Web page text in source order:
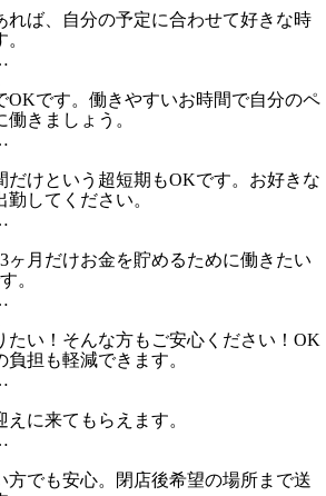
れば、自分の予定に合わせて好きな時
OKです。働きやすいお時間で自分のペ
きましょう。
だけという超短期もOKです。お好きな
勤してください。
ヶ月だけお金を貯めるために働きたい
。
たい！そんな方もご安心ください！OK
担も軽減できます。
えに来てもらえます。
方でも安心。閉店後希望の場所まで送